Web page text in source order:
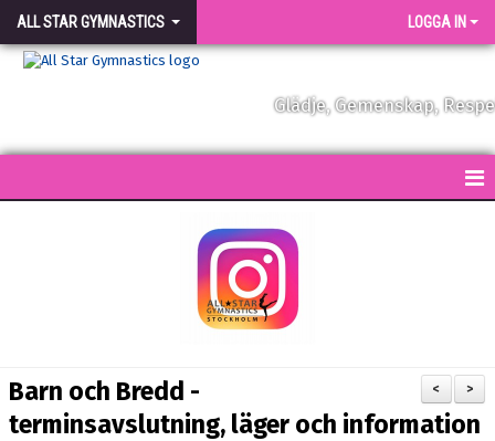
ALL STAR GYMNASTICS LOGGA IN
Glädje, Gemenskap,
VÅRA TRÄNARE
>
<
Barn och Bredd -
terminsavslutning, läger och information